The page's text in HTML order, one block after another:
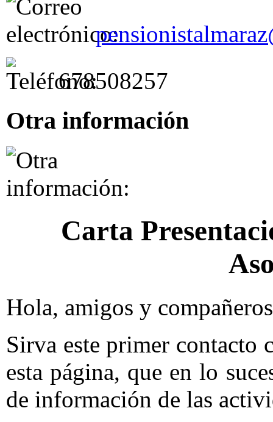
678508257
Otra información
Carta
Hola, amigos y
Sirva este primer contacto
esta página, que en lo
de información de las